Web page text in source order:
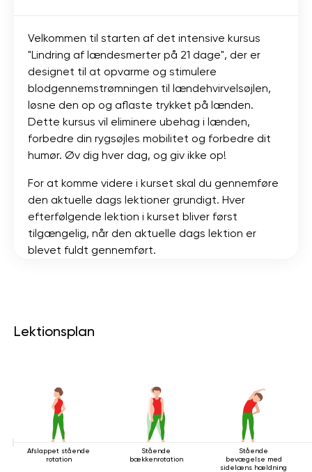
Velkommen til starten af ​​det intensive kursus
"Lindring af lændesmerter på 21 dage", der er
designet til at opvarme og stimulere
blodgennemstrømningen til lændehvirvelsøjlen,
løsne den op og aflaste trykket på lænden.
Dette kursus vil eliminere ubehag i lænden,
forbedre din rygsøjles mobilitet og forbedre dit
humør. Øv dig hver dag, og giv ikke op!
For at komme videre i kurset skal du gennemføre
den aktuelle dags lektioner grundigt. Hver
efterfølgende lektion i kurset bliver først
tilgængelig, når den aktuelle dags lektion er
blevet fuldt gennemført.
Lektionsplan
Afslappet stående
rotation
Stående
bækkenrotation
Stående
bevægelse med
sidelæns hældning